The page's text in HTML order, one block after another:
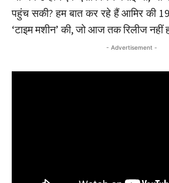
पहुंच सकी? हम बात कर रहे हैं आमिर की
‘टाइम मशीन’ की, जो आज तक रिलीज नहीं
- Advertisement -